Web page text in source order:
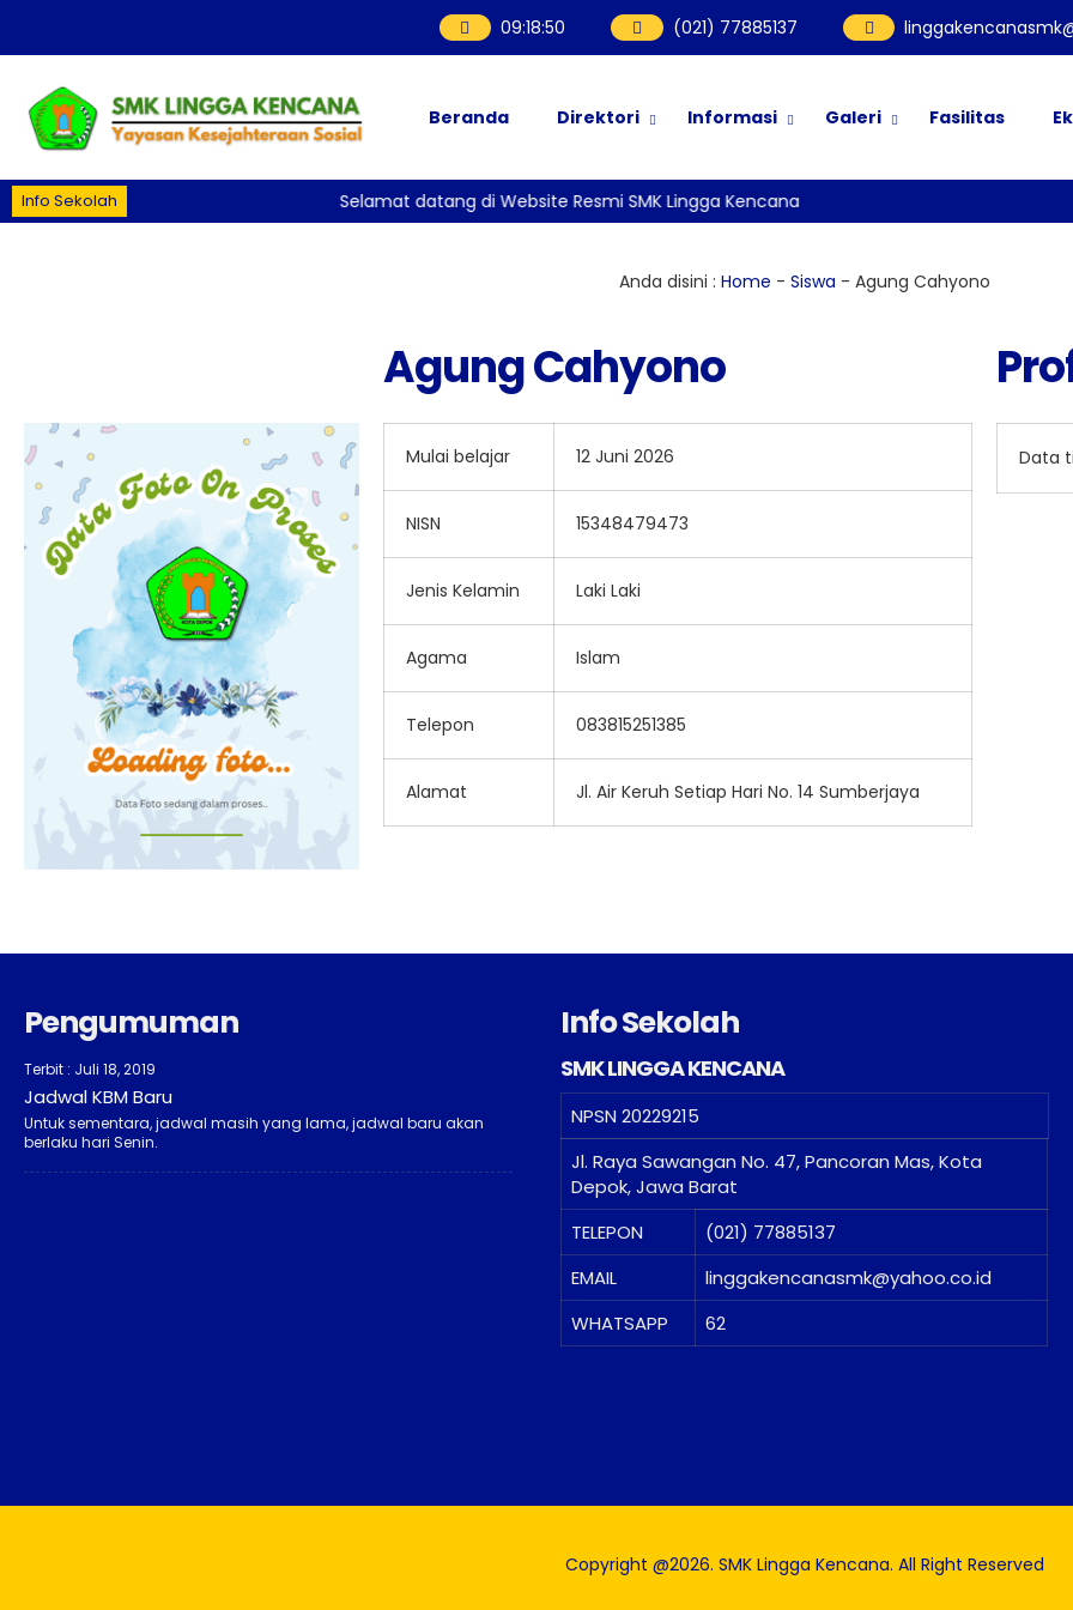
09:18:51 (021) 77885137
Beranda Direktori Informasi Galeri Fasilitas
Info Sekolah Selamat datang di Website Resmi SMK Lingga Kencana
Anda disini : Home - Siswa - Agung Cahyono
Agung Cahyono
Mulai belajar 12 Juni 2026
NISN 15348479473
Jenis Kelamin Laki Laki
Agama Islam
Telepon 083815251385
Alamat Jl. Air Keruh Setiap Hari No. 14 Sumberjaya
Data
Pengumuman
Terbit : Juli 18, 2019
Jadwal KBM Baru
Untuk sementara, jadwal masih yang lama, jadwal baru akan
berlaku hari Senin.
Info Sekolah
SMK LINGGA KENCANA
NPSN 20229215
Jl. Raya Sawangan No. 47, Pancoran Mas, Kota
Depok, Jawa Barat
TELEPON
(021) 77885137
EMAIL
linggakencanasmk@yahoo.co.id
WHATSAPP
62
Copyright @2026. SMK Lingga Kencana. All Right Reserved